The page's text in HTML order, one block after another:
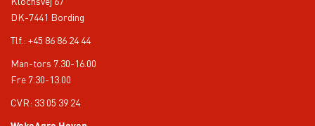
DK-7441 Bording
Tlf.: +45 86 86 24 44
Man-tors 7.30-16.00
Fre 7.30-13.00
CVR: 33 05 39 24